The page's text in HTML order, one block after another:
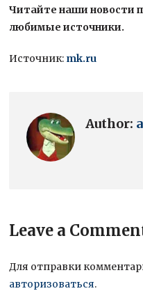
Читайте наши новости
любимые источники.
Источник: mk.ru
Author:
Leave a
Для отправки
авторизоваться.